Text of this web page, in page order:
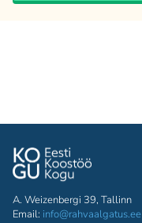
A. Weizenbergi 39, Tallinn
Email: info@rahvaalgatus.ee